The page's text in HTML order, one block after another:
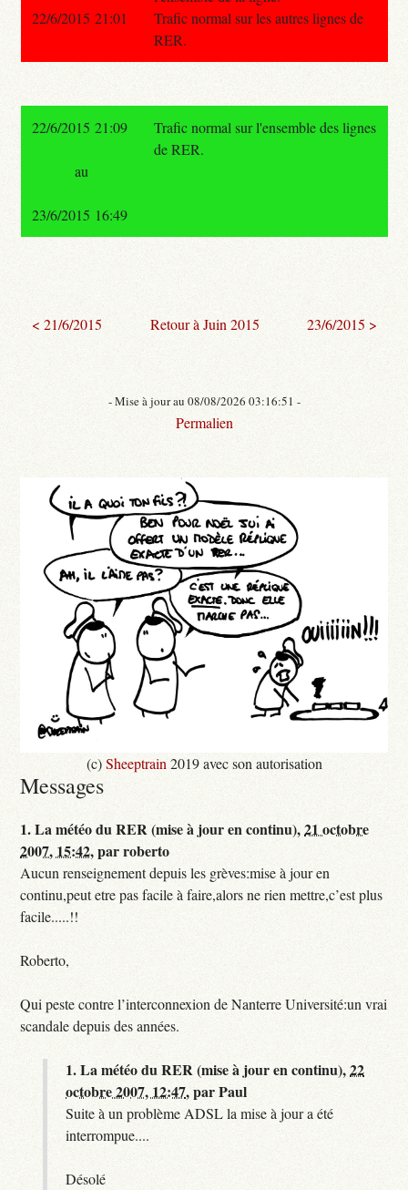
Trafic normal sur les autres lignes de
RER.
22/6/2015 21:01
22/6/2015 21:09
Trafic normal sur l'ensemble des lignes
de RER.
au
23/6/2015 16:49
< 21/6/2015 Retour à Juin 2015 23/6/2015 >
- Mise à jour au 08/08/2026 03:16:51 -
Permalien
(c)Sheeptrain 2019 avec son autorisation
Messages
1.La météo du RER (mise à jour en continu),21 octobre
2007, 15:42,parroberto
Aucun renseignement depuis les grèves:mise à jour en
continu,peut etre pas facile à faire,alors ne rien mettre,c’est plus
facile.....!!
Roberto,
Qui peste contre l’interconnexion de Nanterre Université:un vrai
scandale depuis des années.
1.La météo du RER (mise à jour en continu),22
octobre 2007, 12:47,parPaul
Suite à un problème ADSL la mise à jour a été
interrompue....
Désolé